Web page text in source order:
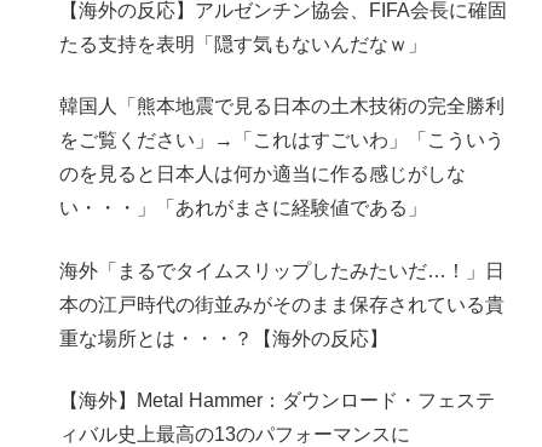
【海外の反応】アルゼンチン協会、FIFA会長に確固
たる支持を表明「隠す気もないんだなｗ」
韓国人「熊本地震で見る日本の土木技術の完全勝利
をご覧ください」→「これはすごいわ」「こういう
のを見ると日本人は何か適当に作る感じがしな
い・・・」「あれがまさに経験値である」
海外「まるでタイムスリップしたみたいだ…！」日
本の江戸時代の街並みがそのまま保存されている貴
重な場所とは・・・？【海外の反応】
【海外】Metal Hammer：ダウンロード・フェステ
ィバル史上最高の13のパフォーマンスに